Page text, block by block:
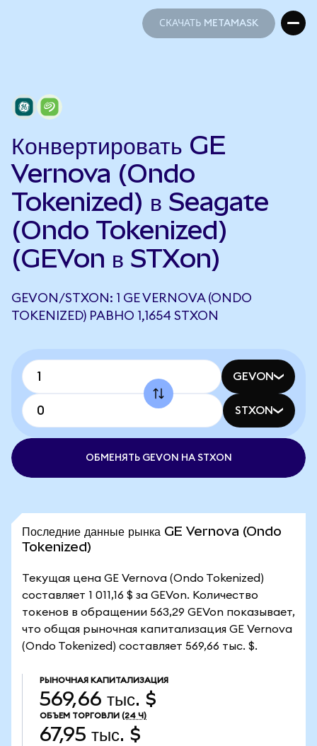
СКАЧАТЬ METAMASK
Конвертировать GE
Vernova (Ondo
Tokenized) в Seagate
(Ondo Tokenized)
(GEVon в STXon)
GEVON/STXON: 1 GE VERNOVA (ONDO
TOKENIZED) РАВНО 1,1654 STXON
GEVON
STXON
ОБМЕНЯТЬ GEVON НА STXON
Последние данные рынка GE Vernova (Ondo
Tokenized)
Текущая цена GE Vernova (Ondo Tokenized)
составляет 1 011,16 $ за GEVon. Количество
токенов в обращении 563,29 GEVon показывает,
что общая рыночная капитализация GE Vernova
(Ondo Tokenized) составляет 569,66 тыс. $.
РЫНОЧНАЯ КАПИТАЛИЗАЦИЯ
569,66 тыс. $
ОБЪЕМ ТОРГОВЛИ (24 Ч)
67,95 тыс. $